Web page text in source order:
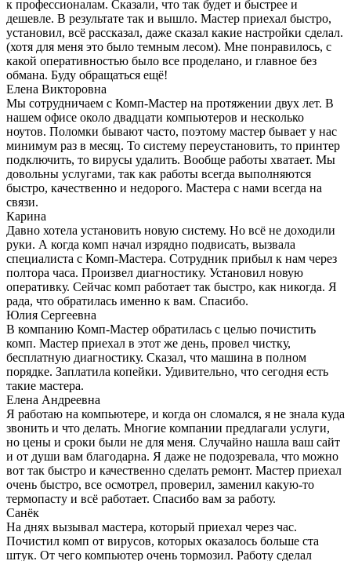
к профессионалам. Сказали, что так будет и быстрее и
дешевле. В результате так и вышло. Мастер приехал быстро,
установил, всё рассказал, даже сказал какие настройки сделал.
(хотя для меня это было темным лесом). Мне понравилось, с
какой оперативностью было все проделано, и главное без
обмана. Буду обращаться ещё!
Елена Викторовна
Мы сотрудничаем с Комп-Мастер на протяжении двух лет. В
нашем офисе около двадцати компьютеров и несколько
ноутов. Поломки бывают часто, поэтому мастер бывает у нас
минимум раз в месяц. То систему переустановить, то принтер
подключить, то вирусы удалить. Вообще работы хватает. Мы
довольны услугами, так как работы всегда выполняются
быстро, качественно и недорого. Мастера с нами всегда на
связи.
Карина
Давно хотела установить новую систему. Но всё не доходили
руки. А когда комп начал изрядно подвисать, вызвала
специалиста с Комп-Мастера. Сотрудник прибыл к нам через
полтора часа. Произвел диагностику. Установил новую
оперативку. Сейчас комп работает так быстро, как никогда. Я
рада, что обратилась именно к вам. Спасибо.
Юлия Сергеевна
В компанию Комп-Мастер обратилась с целью почистить
комп. Мастер приехал в этот же день, провел чистку,
бесплатную диагностику. Сказал, что машина в полном
порядке. Заплатила копейки. Удивительно, что сегодня есть
такие мастера.
Елена Андреевна
Я работаю на компьютере, и когда он сломался, я не знала куда
звонить и что делать. Многие компании предлагали услуги,
но цены и сроки были не для меня. Случайно нашла ваш сайт
и от души вам благодарна. Я даже не подозревала, что можно
вот так быстро и качественно сделать ремонт. Мастер приехал
очень быстро, все осмотрел, проверил, заменил какую-то
термопасту и всё работает. Спасибо вам за работу.
Санёк
На днях вызывал мастера, который приехал через час.
Почистил комп от вирусов, которых оказалось больше ста
штук. От чего компьютер очень тормозил. Работу сделал